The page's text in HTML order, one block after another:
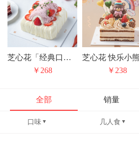
芝心花「经典口味无限复购」花漾红丝绒小方
￥268
￥238
全部 销量
口味 几人食